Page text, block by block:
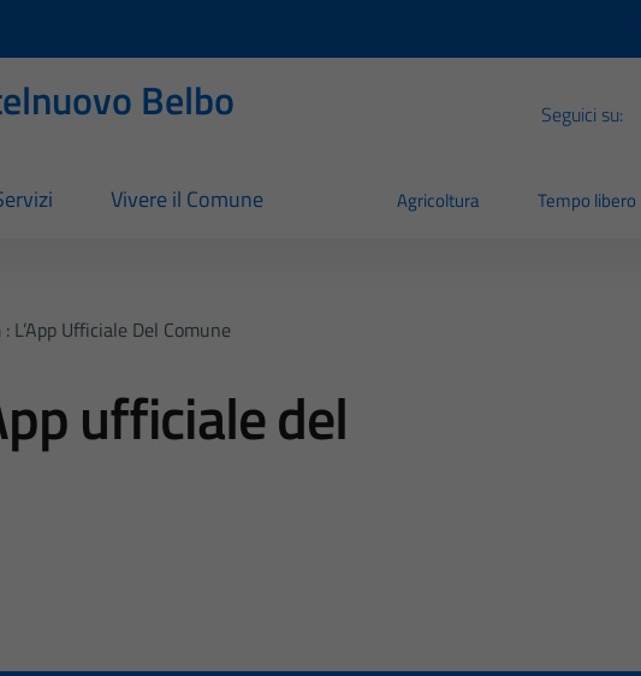
Belbo Seguici su:
Vivere il Comune Agricoltura Tempo libero
L’App Ufficiale Del Comune
ufficiale del